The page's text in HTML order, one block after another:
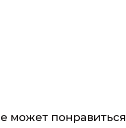
может понравиться